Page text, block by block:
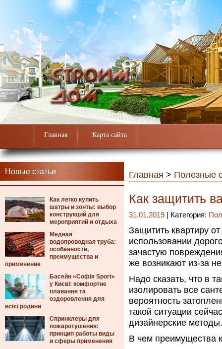
Главная Карта сайта
Новые статьи
Как легко купить
шатры и зонты: выбор
конструкций для
мероприятий и отдыха
Медная
водопроводная труба:
особенности,
преимущества и
применение
Басейн «Софія Sport»
у Києві: комфортне
плавання та
оздоровлення для
всієї родини
Спринклеры для
пожаротушения:
принцип работы виды
и сферы применения
Главная > Полезные
Как защитить
31.01.2019 | Категория:
Защитить квартиру
использовании
зачастую
же возникают из-за
Надо сказать, что в
изолировать все
вероятность
такой ситуации
дизайнерские методы.
В чем преимущества